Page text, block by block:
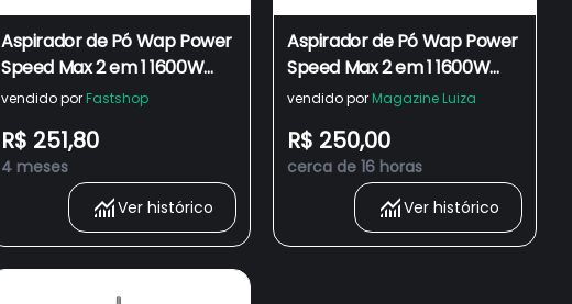
Aspirador de Pó Wap Power
Speed Max 2 em 1 1600W
220V
vendido por Fastshop
R$ 251,80
4 meses
Ver histórico
Aspirador de Pó Wap Power
Speed Max 2 em 1 1600W
127V
vendido por Magazine Luiza
R$ 250,00
cerca de 16 horas
Ver histórico